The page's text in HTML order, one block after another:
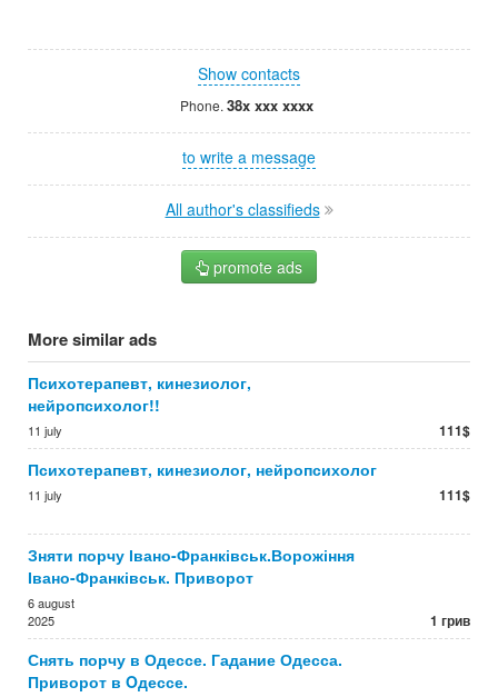
Show contacts
Phone. 38x xxx xxxx
to write a message
All author's classifieds
promote ads
More similar ads
Психотерапевт, кинезиолог,
нейропсихолог!!
11 july 111$
Психотерапевт, кинезиолог, нейропсихолог
11 july 111$
Зняти порчу Івано-Франківськ.Ворожіння
Івано-Франківськ. Приворот
6 august
2025
1 грив
Снять порчу в Одессе. Гадание Одесса.
Приворот в Oдессе.